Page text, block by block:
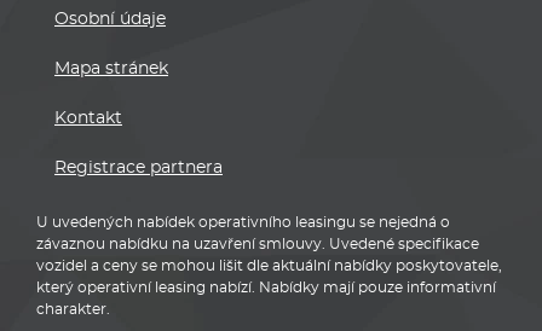
Osobní údaje
Mapa stránek
Kontakt
Registrace partnera
U uvedených nabídek operativního leasingu se nejedná o
závaznou nabídku na uzavření smlouvy. Uvedené specifikace
vozidel a ceny se mohou lišit dle aktuální nabídky poskytovatele,
který operativní leasing nabízí. Nabídky mají pouze informativní
charakter.